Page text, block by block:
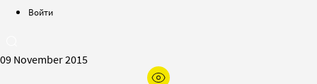
Войти
09 November 2015